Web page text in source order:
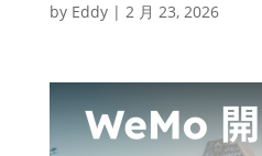
by Eddy| 2 月 23, 2026